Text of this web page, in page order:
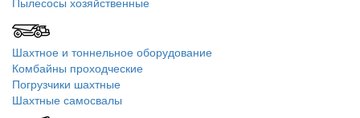
Шахтное и тоннельное оборудование
Комбайны проходческие
Погрузчики шахтные
Шахтные самосвалы